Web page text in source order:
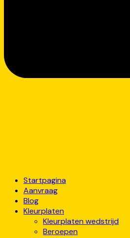
Startpagina
Aanvraag
Blog
Kleurplaten
Kleurplaten wedstrijd
Beroepen